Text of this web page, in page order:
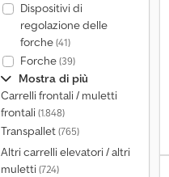
Dispositivi di
regolazione delle
forche(41)
Forche(39)
Mostra di più
Carrelli frontali / muletti
frontali(1.848)
Transpallet(765)
Altri carrelli elevatori / altri
muletti(724)